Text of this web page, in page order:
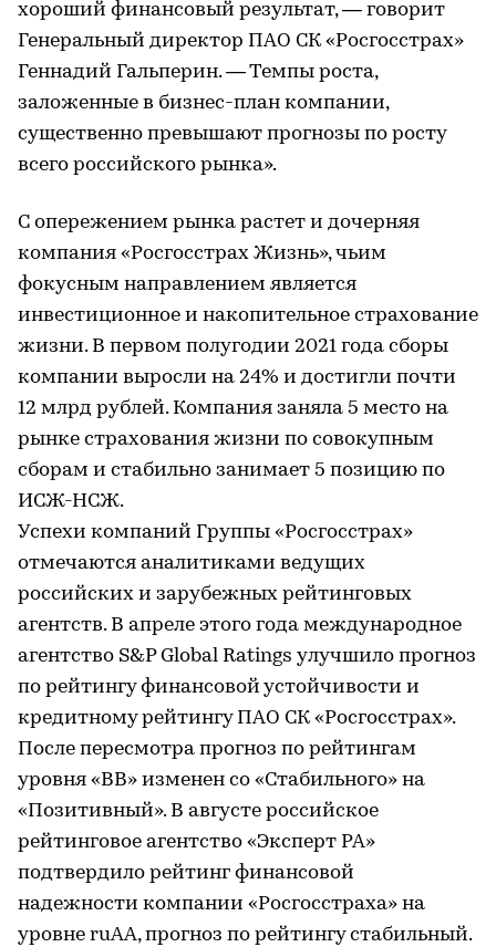
хороший финансовый результат, — говорит
Генеральный директор ПАО СК «Росгосстрах»
Геннадий Гальперин. — Темпы роста,
заложенные в бизнес-план компании,
существенно превышают прогнозы по росту
всего российского рынка».
С опережением рынка растет и дочерняя
компания «Росгосстрах Жизнь», чьим
фокусным направлением является
инвестиционное и накопительное страхование
жизни. В первом полугодии 2021 года сборы
компании выросли на 24% и достигли почти
12 млрд рублей. Компания заняла 5 место на
рынке страхования жизни по совокупным
сборам и стабильно занимает 5 позицию по
ИСЖ-НСЖ.
Успехи компаний Группы «Росгосстрах»
отмечаются аналитиками ведущих
российских и зарубежных рейтинговых
агентств. В апреле этого года международное
агентство S&P Global Ratings улучшило прогноз
по рейтингу финансовой устойчивости и
кредитному рейтингу ПАО СК «Росгосстрах».
После пересмотра прогноз по рейтингам
уровня «BB» изменен со «Стабильного» на
«Позитивный». В августе российское
рейтинговое агентство «Эксперт РА»
подтвердило рейтинг финансовой
надежности компании «Росгосстраха» на
уровне ruAA, прогноз по рейтингу стабильный.